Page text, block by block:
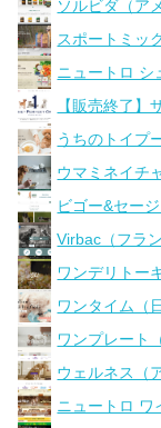
ソルビダ（ア
スポートミッ
ニュートロ シ
【販売終了】
うちのトイプ
ウマミネイチ
ビゴー&セー
Virbac（フラン
ワンデリトー
ワンタイム（
ワンプレート
ウェルネス（
ニュートロ ワ